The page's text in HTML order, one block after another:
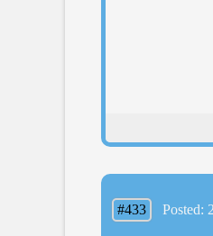
#433 Posted: